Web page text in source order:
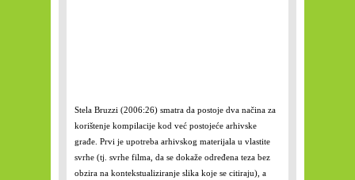
Stela Bruzzi (2006:26) smatra da postoje dva načina za
korištenje kompilacije kod već postojeće arhivske
građe. Prvi je upotreba arhivskog materijala u vlastite
svrhe (tj. svrhe filma, da se dokaže određena teza bez
obzira na kontekstualiziranje slika koje se citiraju), a